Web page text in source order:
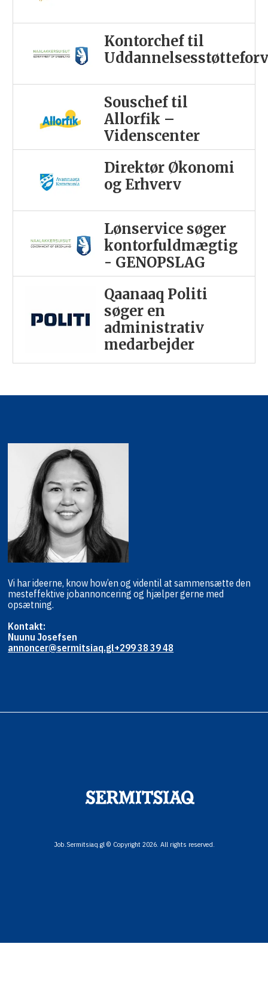
Kontorchef til
Souschef til
Allorfik –
Videnscenter
Direktør Økonomi
og Erhverv
Lønservice søger
kontorfuldmægtig
- GENOPSLAG
Qaanaaq Politi
søger en
administrativ
medarbejder
Vi har ideerne, know how’en og videntil at sammensætte den
mesteffektive jobannoncering og hjælpergerne med
opsætning.
Kontakt:
Nuunu Josefsen
annoncer@sermitsiaq.gl+299 38 39 48
Job.Sermitsiaq.gl © Copyright 2026. All rights reserved.